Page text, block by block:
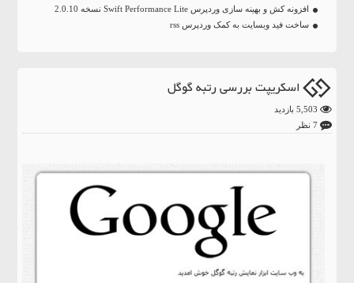
افزونه کش و بهینه سازی وردپرس Swift Performance Lite نسخه 2.0.10
ساخت فید وبسایت به کمک وردپرس rss
اسکریپت بررسی رتبه گوگل
7 نظر